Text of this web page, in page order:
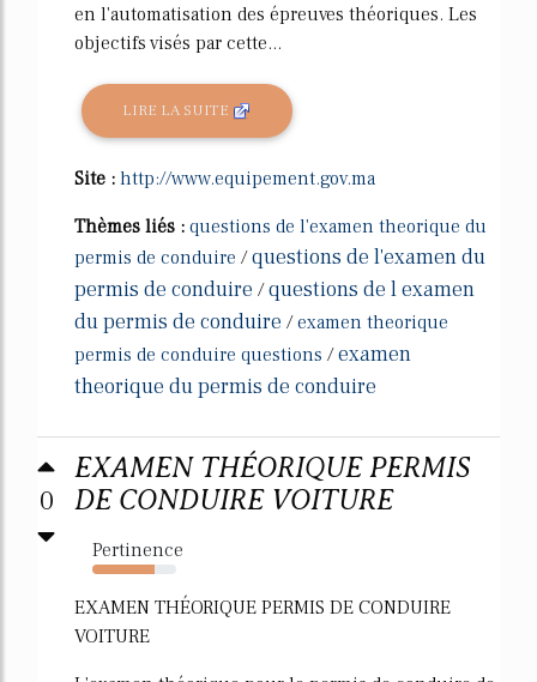
en l'automatisation des épreuves théoriques. Les
objectifs visés par cette...
LIRE LA SUITE
Site : http://www.equipement.gov.ma
Thèmes liés : questions de l'examen theorique du
permis de conduire /questions de l'examen du
permis de conduire /questions de l examen
du permis de conduire /examen theorique
permis de conduire questions /examen
theorique du permis de conduire
0
EXAMEN THÉORIQUE PERMIS
DE CONDUIRE VOITURE
Pertinence
74%
EXAMEN THÉORIQUE PERMIS DE CONDUIRE
VOITURE